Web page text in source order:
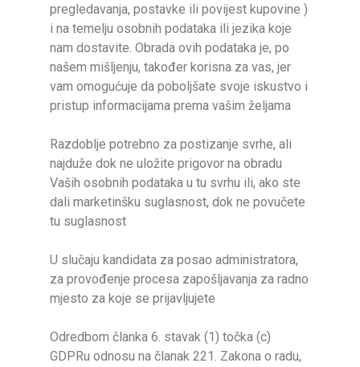
pregledavanja, postavke ili povijest kupovine )
i na temelju osobnih podataka ili jezika koje
nam dostavite. Obrada ovih podataka je, po
našem mišljenju, također korisna za vas, jer
vam omogućuje da poboljšate svoje iskustvo i
pristup informacijama prema vašim željama
Razdoblje potrebno za postizanje svrhe, ali
najduže dok ne uložite prigovor na obradu
Vaših osobnih podataka u tu svrhu ili, ako ste
dali marketinšku suglasnost, dok ne povučete
tu suglasnost
U slučaju kandidata za posao administratora,
za provođenje procesa zapošljavanja za radno
mjesto za koje se prijavljujete
Odredbom članka 6. stavak (1) točka (c)
GDPRu odnosu na članak 221. Zakona o radu,